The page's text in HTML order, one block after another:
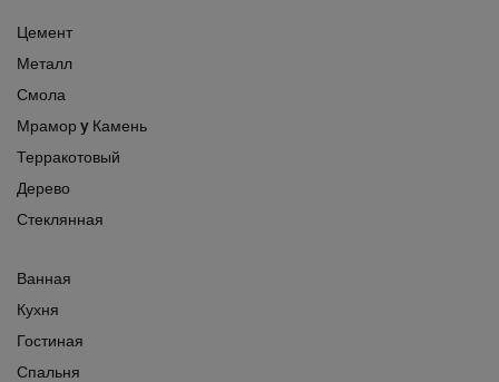
Цемент
Металл
Смола
Мрамор y Камень
Терракотовый
Дерево
Стеклянная
Ванная
Кухня
Гостиная
Спальня